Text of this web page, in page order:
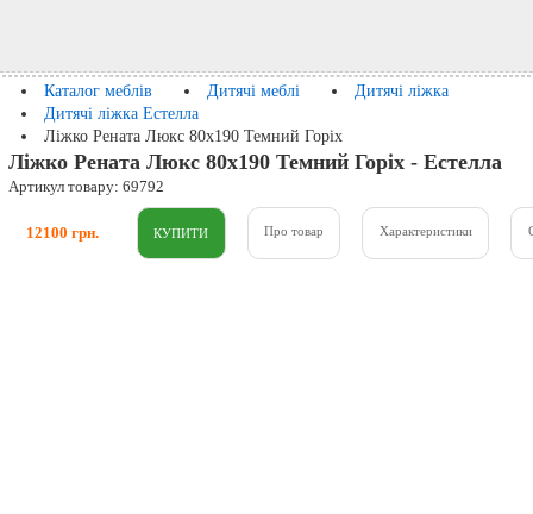
Каталог меблів Дитячі меблі
Дитячі ліжка
Дитячі ліжка Естелла
Ліжко Рената Люкс 80x190 Темний Горіх
Ліжко Рената Люкс 80x190 Темний Горіх - Естелла
Артикул товару: 69792
12100 грн. Про товар Характеристики